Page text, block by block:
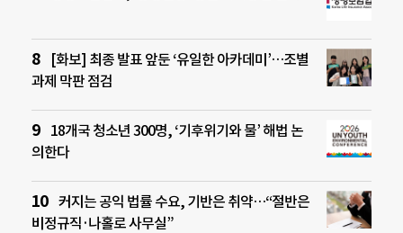
[화보] 최종 발표 앞둔 ‘유일한 아카데미’…조별
과제 막판 점검
18개국 청소년 300명, ‘기후위기와 물’ 해법 논
의한다
커지는 공익 법률 수요, 기반은 취약…“절반은
비정규직·나홀로 사무실”